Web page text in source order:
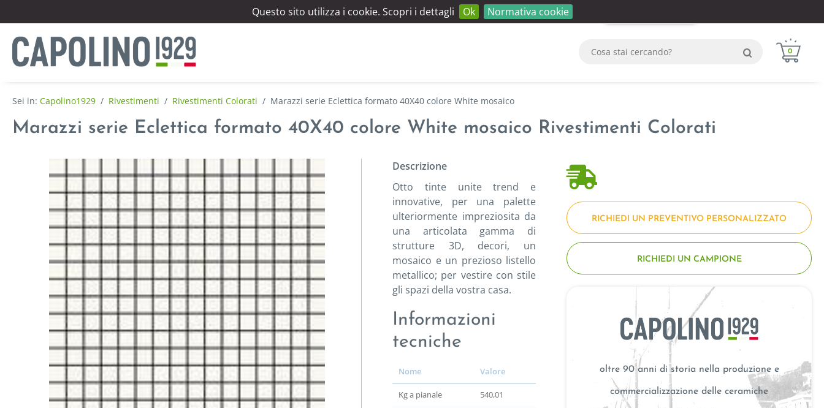
Questo sito utilizza i cookie. Scopri i dettagli Ok Normativa cookie
0
Capolino1929 / Rivestimenti / Rivestimenti Colorati / Marazzi serie Eclettica formato 40X40 colore White mosaico
Marazzi serie Eclettica formato 40X40 colore White mosaico Rivestimenti Colorati
Descrizione
Otto tinte unite trend e
innovative, per una palette
ulteriormente impreziosita da
una articolata gamma di
strutture 3D, decori, un
mosaico e un prezioso listello
metallico; per vestire con stile
gli spazi della vostra casa.
Informazioni
tecniche
Nome Valore
Kg a pianale
540,01
RICHIEDI UN PREVENTIVO PERSONALIZZATO
RICHIEDI UN CAMPIONE
oltre 90 anni di storia nella produzione e
commercializzazione delle ceramiche